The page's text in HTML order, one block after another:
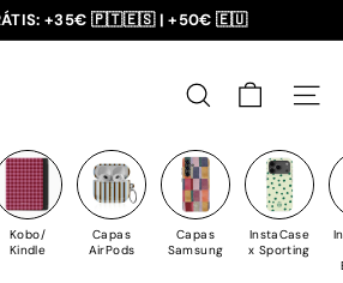
slideshow
+35€ 🇵🇹🇪🇸 | +50€ 🇪🇺
PESQUISAR
Kobo/
Kindle
Capas
AirPods
Capas
Samsung
InstaCase
x Sporting